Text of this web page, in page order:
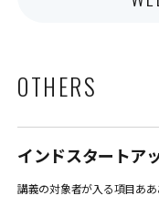
OTHERS
インドスタートア
講義の対象者が入る項目あ